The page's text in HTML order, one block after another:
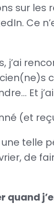
sur les
Ce
j’ai
Et
(et
telle
de